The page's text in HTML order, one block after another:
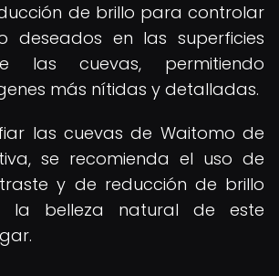
de brillo para controlar
deseados en las superficies
las cuevas, permitiendo
más nítidas y detalladas.
las cuevas de Waitomo de
se recomienda el uso de
y de reducción de brillo
la belleza natural de este